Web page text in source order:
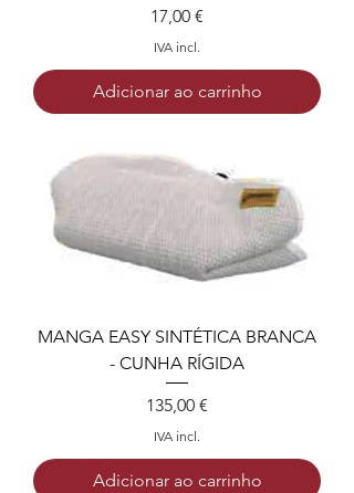
Preço
17,00 €
IVA incl.
Adicionar ao carrinho
MANGA EASY SINTÉTICA BRANCA
- CUNHA RÍGIDA
Preço
135,00 €
IVA incl.
Adicionar ao carrinho